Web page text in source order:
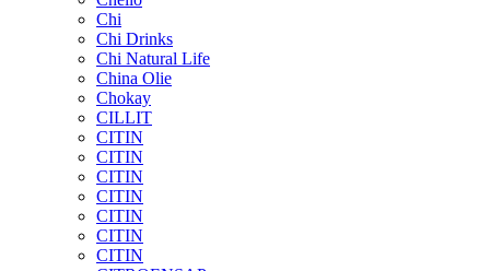
Chi
Chi Drinks
Chi Natural Life
China Olie
Chokay
CILLIT
CITIN
CITIN
CITIN
CITIN
CITIN
CITIN
CITIN